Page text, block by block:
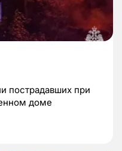
пострадавших при
доме